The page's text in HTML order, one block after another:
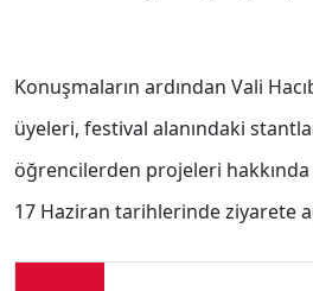
Konuşmaların ardından Vali
üyeleri, festival alanındaki
öğrencilerden projeleri hakkında
17 Haziran tarihlerinde ziyarete